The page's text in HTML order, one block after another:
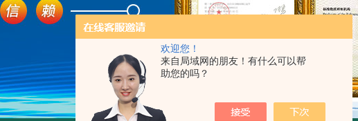
欢迎您！
来自局域网的朋友！有什么可以帮
助您的吗？